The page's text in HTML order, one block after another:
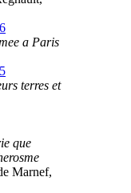
a Paris
terres et
que
Marnef,